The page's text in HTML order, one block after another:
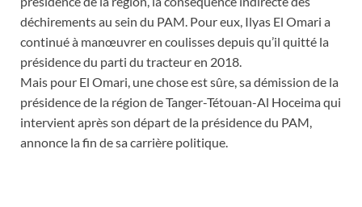
déchirements au sein du PAM. Pour eux, Ilyas El Omari a
continué à manœuvrer en coulisses depuis qu’il quitté la
présidence du parti du tracteur en 2018.
Mais pour El Omari, une chose est sûre, sa démission de la
présidence de la région de Tanger-Tétouan-Al Hoceima qui
intervient après son départ de la présidence du PAM,
annonce la fin de sa carrière politique.